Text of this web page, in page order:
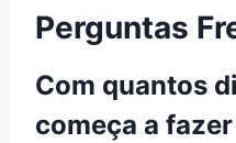
Perguntas
Com quantos
começa a